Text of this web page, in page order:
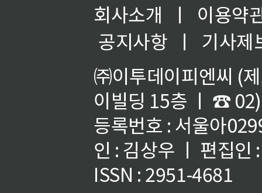
회사소개 ㅣ
이용약
공지사항
ㅣ
기사제
㈜이투데이피엔씨 (
이빌딩 15층 ㅣ ☎
등록번호 : 서울아
인 : 김상우 ㅣ 편집인
ISSN : 2951-4681